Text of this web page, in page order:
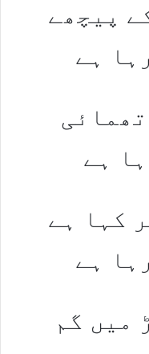
پیچھے
ہے
ہے
کہا ہے
ہے
میں گم